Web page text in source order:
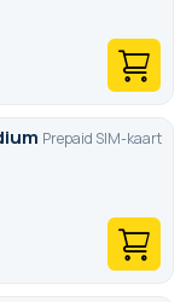
Prepaid SIM-kaart